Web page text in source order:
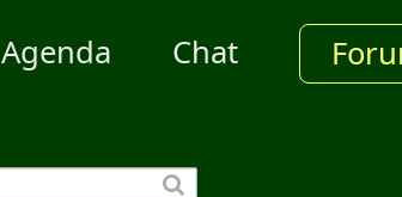
Agenda Chat